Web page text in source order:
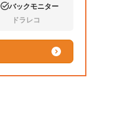
あり:バックモニター
なし:ドラレコ